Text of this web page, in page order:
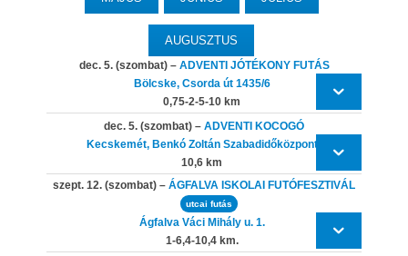
AUGUSZTUS
dec. 5. (szombat) – ADVENTI JÓTÉKONY FUTÁS
Bölcske, Csorda út 1435/6
0,75-2-5-10 km
dec. 5. (szombat) – ADVENTI KOCOGÓ
Kecskemét, Benkó Zoltán Szabadidőközpont
10,6 km
szept. 12. (szombat) – ÁGFALVA ISKOLAI FUTÓFESZTIVÁL
utcai futás
Ágfalva Váci Mihály u. 1.
1-6,4-10,4 km.